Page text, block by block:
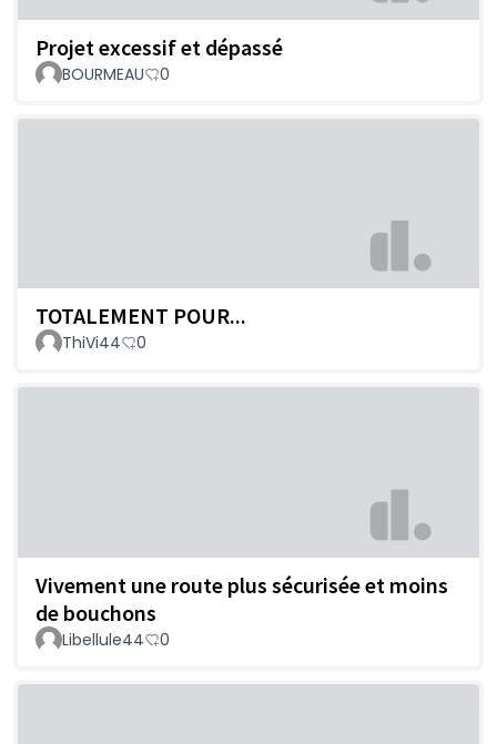
Projet excessif et dépassé
BOURMEAU 0
TOTALEMENT POUR...
ThiVi44 0
Vivement une route plus sécurisée et moins
de bouchons
Libellule44 0